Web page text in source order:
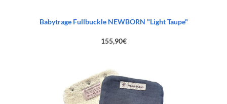
Babytrage Fullbuckle NEWBORN "Light Taupe"
155,90€